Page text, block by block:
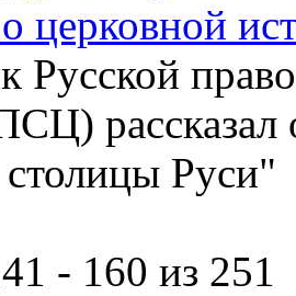
церковной
Русской
рассказал
Руси"
- 160 из 251